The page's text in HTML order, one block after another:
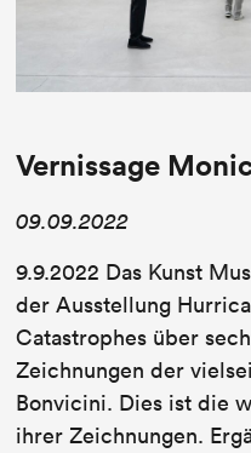
Vernissage
09.09.2022
9.9.2022 Das Kunst
der Ausstellung
Catastrophes über
Zeichnungen der
Bonvicini. Dies ist die
ihrer Zeichnungen.